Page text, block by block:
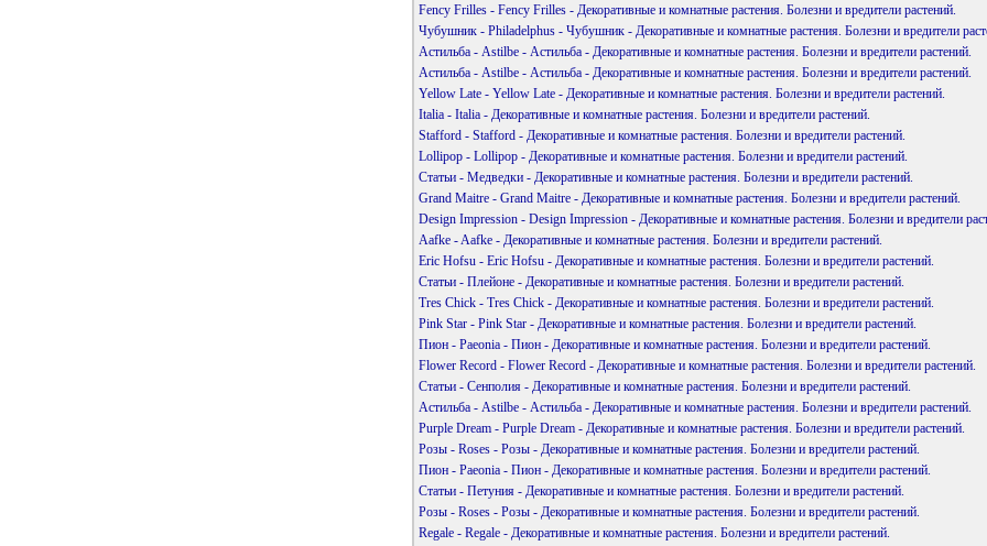
Fency Frilles - Fency Frilles - Декоративные и комнатные растения. Болезни и вредители растений.
Чубушник - Philadelphus - Чубушник - Декоративные и комнатные растения. Болезни и вредители
Астильба - Astilbe - Астильба - Декоративные и комнатные растения. Болезни и вредители растений.
Астильба - Astilbe - Астильба - Декоративные и комнатные растения. Болезни и вредители растений.
Yellow Late - Yellow Late - Декоративные и комнатные растения. Болезни и вредители растений.
Italia - Italia - Декоративные и комнатные растения. Болезни и вредители растений.
Stafford - Stafford - Декоративные и комнатные растения. Болезни и вредители растений.
Lollipop - Lollipop - Декоративные и комнатные растения. Болезни и вредители растений.
Статьи - Медведки - Декоративные и комнатные растения. Болезни и вредители растений.
Grand Maitre - Grand Maitre - Декоративные и комнатные растения. Болезни и вредители растений.
Design Impression - Design Impression - Декоративные и комнатные растения. Болезни и вредители
Aafke - Aafke - Декоративные и комнатные растения. Болезни и вредители растений.
Eric Hofsu - Eric Hofsu - Декоративные и комнатные растения. Болезни и вредители растений.
Статьи - Плейоне - Декоративные и комнатные растения. Болезни и вредители растений.
Tres Chick - Tres Chick - Декоративные и комнатные растения. Болезни и вредители растений.
Pink Star - Pink Star - Декоративные и комнатные растения. Болезни и вредители растений.
Пион - Paeonia - Пион - Декоративные и комнатные растения. Болезни и вредители растений.
Flower Record - Flower Record - Декоративные и комнатные растения. Болезни и вредители растений.
Статьи - Сенполия - Декоративные и комнатные растения. Болезни и вредители растений.
Астильба - Astilbe - Астильба - Декоративные и комнатные растения. Болезни и вредители растений.
Purple Dream - Purple Dream - Декоративные и комнатные растения. Болезни и вредители растений.
Розы - Roses - Розы - Декоративные и комнатные растения. Болезни и вредители растений.
Пион - Paeonia - Пион - Декоративные и комнатные растения. Болезни и вредители растений.
Статьи - Петуния - Декоративные и комнатные растения. Болезни и вредители растений.
Розы - Roses - Розы - Декоративные и комнатные растения. Болезни и вредители растений.
Regale - Regale - Декоративные и комнатные растения. Болезни и вредители растений.